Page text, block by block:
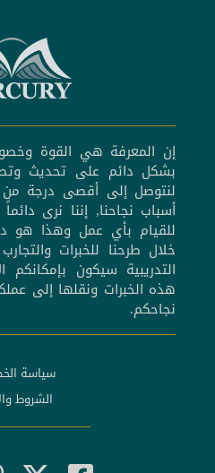
إن المعرفة هي القوة
بشكل دائم على تحديث
لنتوصل إلى أقصى درجة من
أسباب نجاحنا, إننا نرى
للقيام بأي عمل وهذا هو
خلال طرحنا للخبرات
التدريبية سيكون بإمكانكم
هذه الخبرات ونقلها إلى
نجاحكم.
سياسة
الشروط